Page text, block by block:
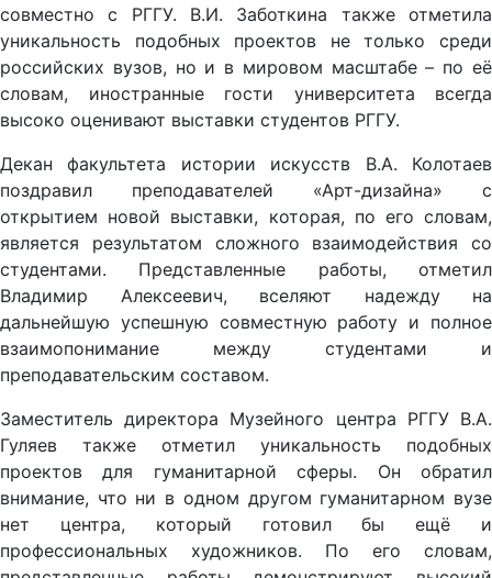
совместно с РГГУ. В.И. Заботкина также отметила
уникальность подобных проектов не только среди
российских вузов, но и в мировом масштабе – по её
словам, иностранные гости университета всегда
высоко оценивают выставки студентов РГГУ.
Декан факультета истории искусств В.А. Колотаев
поздравил преподавателей «Арт-дизайна» с
открытием новой выставки, которая, по его словам,
является результатом сложного взаимодействия со
студентами. Представленные работы, отметил
Владимир Алексеевич, вселяют надежду на
дальнейшую успешную совместную работу и полное
взаимопонимание между студентами и
преподавательским составом.
Заместитель директора Музейного центра РГГУ В.А.
Гуляев также отметил уникальность подобных
проектов для гуманитарной сферы. Он обратил
внимание, что ни в одном другом гуманитарном вузе
нет центра, который готовил бы ещё и
профессиональных художников. По его словам,